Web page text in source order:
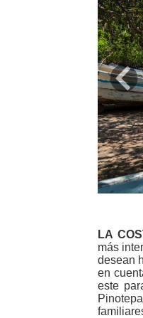
LA
más
desean
en
este